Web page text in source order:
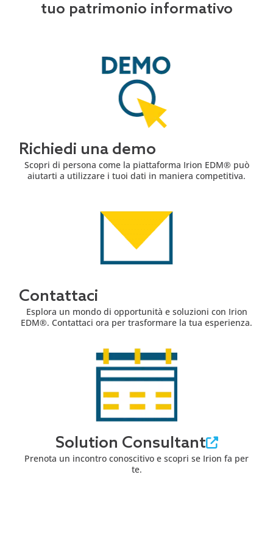
tuo patrimonio informativo
Richiedi una demo
Scopri di persona come la piattaforma Irion EDM® può
aiutarti a utilizzare i tuoi dati in maniera competitiva.
Contattaci
Esplora un mondo di opportunità e soluzioni con Irion
EDM®. Contattaci ora per trasformare la tua esperienza.
Solution Consultant
Prenota un incontro conoscitivo e scopri se Irion fa per
te.